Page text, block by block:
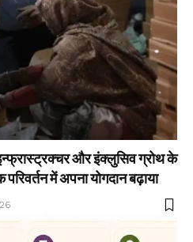
और इंक्लुसिव ग्रोथ के
में अपना योगदान बढ़ाया